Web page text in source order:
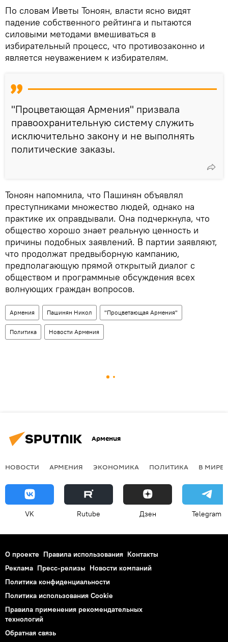
По словам Иветы Тоноян, власти ясно видят
падение собственного рейтинга и пытаются
силовыми методами вмешиваться в
избирательный процесс, что противозаконно и
является неуважением к избирателям.
"Процветающая Армения" призвала
правоохранительную систему служить
исключительно закону и не выполнять
политические заказы.
Тоноян напомнила, что Пашинян объявлял
преступниками множество людей, однако на
практике их оправдывали. Она подчеркнула, что
общество хорошо знает реальную ценность и
причины подобных заявлений. В партии заявляют,
что продолжат предвыборную кампанию,
предполагающую прямой открытый диалог с
обществом и программные обсуждения всех
волнующих граждан вопросов.
Армения Пашинян Никол "Процветающая Армения"
Политика Новости Армения
Армения
НОВОСТИ АРМЕНИЯ ЭКОНОМИКА ПОЛИТИКА В МИРЕ
VK Rutube Дзен Telegram
О проекте Правила использования Контакты
Реклама Пресс-релизы Новости компаний
Политика конфиденциальности
Политика использования Cookie
Правила применения рекомендательных
технологий
Обратная связь